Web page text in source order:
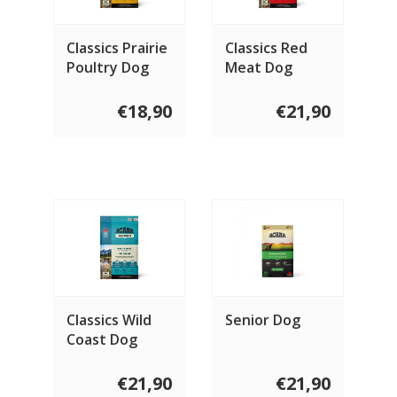
Classics Prairie
Poultry Dog
€18,90
Classics Red
Meat Dog
€21,90
Classics Wild
Coast Dog
€21,90
Senior Dog
€21,90